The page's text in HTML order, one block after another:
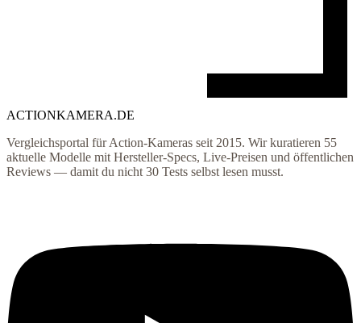
ACTIONKAMERA.DE
Vergleichsportal für Action-Kameras seit 2015. Wir kuratieren 55
aktuelle Modelle mit Hersteller-Specs, Live-Preisen und öffentlichen
Reviews — damit du nicht 30 Tests selbst lesen musst.